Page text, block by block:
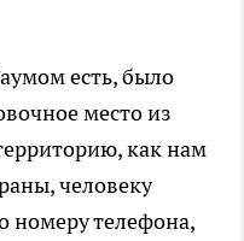
есть, было
место из
как нам
человеку
номеру телефона,